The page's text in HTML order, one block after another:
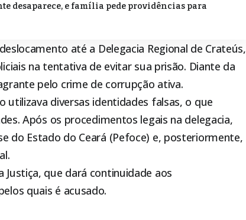
desaparece, e família pede providências para
até a Delegacia Regional de Crateús,
na tentativa de evitar sua prisão. Diante da
pelo crime de corrupção ativa.
diversas identidades falsas, o que
Após os procedimentos legais na delegacia,
do Estado do Ceará (Pefoce) e, posteriormente,
que dará continuidade aos
quais é acusado.